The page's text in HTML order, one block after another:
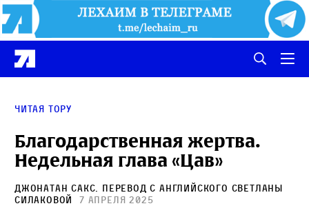
Читая Тору
Благодарственная жертва.
Недельная глава «Цав»
Джонатан Сакс . Перевод с английского Светланы
Силаковой
7 апреля 2025